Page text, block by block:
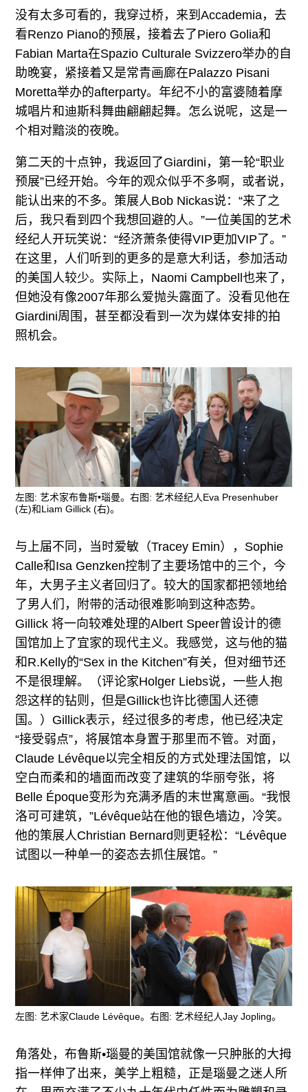
没有太多可看的，我穿过桥，来到Accademia，去
看Renzo Piano的预展，接着去了Piero Golia和
Fabian Marta在Spazio Culturale Svizzero举办的自
助晚宴，紧接着又是常青画廊在Palazzo Pisani
Moretta举办的afterparty。年纪不小的富婆随着摩
城唱片和迪斯科舞曲翩翩起舞。怎么说呢，这是一
个相对黯淡的夜晚。
第二天的十点钟，我返回了Giardini，第一轮“职业
预展”已经开始。今年的观众似乎不多啊，或者说，
能认出来的不多。策展人Bob Nickas说：“来了之
后，我只看到四个我想回避的人。”一位美国的艺术
经纪人开玩笑说：“经济萧条使得VIP更加VIP了。”
在这里，人们听到的更多的是意大利话，参加活动
的美国人较少。实际上，Naomi Campbell也来了，
但她没有像2007年那么爱抛头露面了。没看见他在
Giardini周围，甚至都没看到一次为媒体安排的拍
照机会。
左图: 艺术家布鲁斯•瑙曼。右图: 艺术经纪人Eva Presenhuber
(左)和Liam Gillick (右)。
与上届不同，当时爱敏（Tracey Emin），Sophie
Calle和Isa Genzken控制了主要场馆中的三个，今
年，大男子主义者回归了。较大的国家都把领地给
了男人们，附带的活动很难影响到这种态势。
Gillick 将一向较难处理的Albert Speer曾设计的德
国馆加上了宜家的现代主义。我感觉，这与他的猫
和R.Kelly的“Sex in the Kitchen”有关，但对细节还
不是很理解。（评论家Holger Liebs说，一些人抱
怨这样的钻则，但是Gillick也许比德国人还德
国。）Gillick表示，经过很多的考虑，他已经决定
“接受弱点”，将展馆本身置于那里而不管。对面，
Claude Lévêque以完全相反的方式处理法国馆，以
空白而柔和的墙面而改变了建筑的华丽夸张，将
Belle Époque变形为充满矛盾的末世寓意画。“我恨
洛可可建筑，”Lévêque站在他的银色墙边，冷笑。
他的策展人Christian Bernard则更轻松：“Lévêque
试图以一种单一的姿态去抓住展馆。”
左图: 艺术家Claude Lévêque。右图: 艺术经纪人Jay Jopling。
角落处，布鲁斯•瑙曼的美国馆就像一只肿胀的大拇
指一样伸了出来，美学上粗糙，正是瑙曼之迷人所